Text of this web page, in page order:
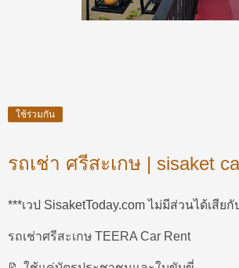
ใช้ร่วมกัน
รถเช่า ศรีสะเกษ | sisaket
***เวป SisaketToday.com ไม่มีส่วนได้เสีย
รถเช่าศรีสะเกษ TEERA Car Rent